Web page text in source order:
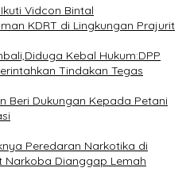
Vidcon Bintal
KDRT di Lingkungan Prajurit
Kebal Hukum:DPP
Tindakan Tegas
Beri Dukungan Kepada Petani
Peredaran Narkotika di
Narkoba Dianggap Lemah